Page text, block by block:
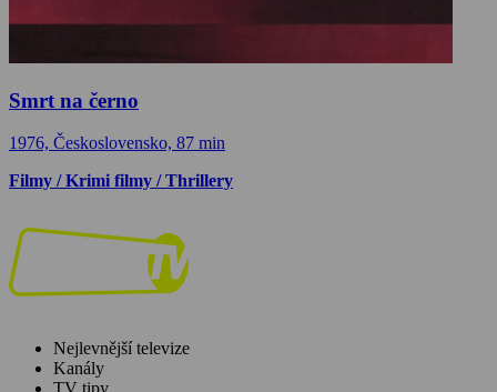
Smrt na černo
1976, Československo, 87 min
Filmy / Krimi filmy / Thrillery
Nejlevnější televize
Kanály